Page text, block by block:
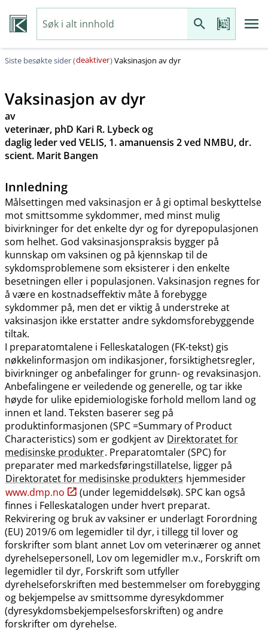
Siste besøkte sider (deaktiver)Vaksinasjon av dyr
Vaksinasjon av dyr
av
veterinær, phD Kari R. Lybeck og
daglig leder ved VELIS, 1. amanuensis 2 ved NMBU, dr.
scient. Marit Bangen
Innledning
Målsettingen med vaksinasjon er å gi optimal beskyttelse
mot smittsomme sykdommer, med minst mulig
bivirkninger for det enkelte dyr og for dyrepopulasjonen
som helhet. God vaksinasjonspraksis bygger på
kunnskap om vaksinen og på kjennskap til de
sykdomsproblemene som eksisterer i den enkelte
besetningen eller i populasjonen. Vaksinasjon regnes for
å være en kostnadseffektiv måte å forebygge
sykdommer på, men det er viktig å understreke at
vaksinasjon ikke erstatter andre sykdomsforebyggende
tiltak.
I preparatomtalene i Felleskatalogen (FK-tekst) gis
nøkkelinformasjon om indikasjoner, forsiktighetsregler,
bivirkninger og anbefalinger for grunn- og revaksinasjon.
Anbefalingene er veiledende og generelle, og tar ikke
høyde for ulike epidemiologiske forhold mellom land og
innen et land. Teksten baserer seg på
produktinformasjonen (SPC =Summary of Product
Characteristics) som er godkjent av Direktoratet for
medisinske produkter. Preparatomtaler (SPC) for
preparater med markedsføringstillatelse, ligger på
Direktoratet for medisinske produkters hjemmesider
www.dmp.no
(under legemiddelsøk). SPC kan også
finnes i Felleskatalogen under hvert preparat.
Rekvirering og bruk av vaksiner er underlagt Forordning
(EU) 2019/6 om legemidler til dyr, i tillegg til lover og
forskrifter som blant annet Lov om veterinærer og annet
dyrehelsepersonell, Lov om legemidler m.v., Forskrift om
legemidler til dyr, Forskrift som utfyller
dyrehelseforskriften med bestemmelser om forebygging
og bekjempelse av smittsomme dyresykdommer
(dyresykdomsbekjempelsesforskriften) og andre
forskrifter om dyrehelse.